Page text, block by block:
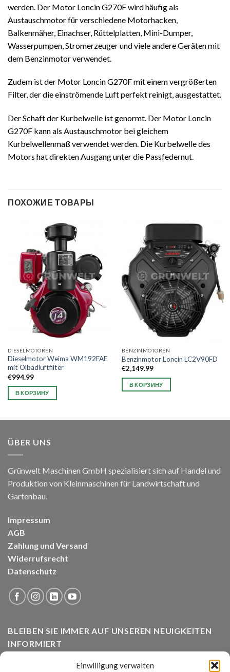
Einwilligung verwalten
werden. Der Motor Loncin G270F wird häufig als
Austauschmotor für verschiedene Motorhacken,
Balkenmäher, Einachser, Rüttelplatten, Mini-Dumper,
Wasserpumpen, Stromerzeuger und viele andere Geräten mit
dem Benzinmotor verwendet.
Zudem ist der Motor Loncin G270F mit einem vergrößerten
Filter, der die einströmende Luft perfekt reinigt, ausgestattet.
Der Schaft der Kurbelwelle ist genormt. Der Motor Loncin
G270F kann als Austauschmotor bei gleichem
Kurbelwellenmaß verwendet werden. Die Kurbelwelle des
Motors hat direkten Ausgang unter die Passfedernut.
ПОХОЖИЕ ТОВАРЫ
DIESELMOTOREN
Dieselmotor Weima WM192FAE
mit Ölbadluftfilter
€994.99
В КОРЗИНУ
BENZINMOTOREN
Benzinmotor Loncin LC2V90FD
€2,149.99
В КОРЗИНУ
ÜBER UNS
Grünwelt Maschinen GmbH spezialisiert sich auf Handel und
Produktion von Kleinmaschinen für Landwirtschaft und
Gartenbau.
Impressum
AGB
Zahlung und Versand
Widerrufsrecht
Datenschutz
BLEIBEN SIE IMMER AUF UNSEREN NEUIGKEITEN
INFORMIERT